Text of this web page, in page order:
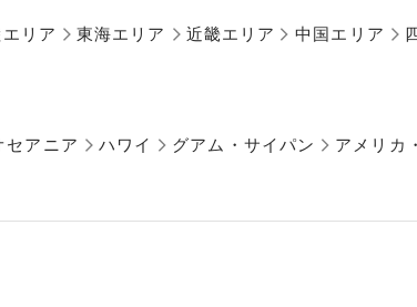
リア 東海エリア 近畿エリア 中国エリア
セアニア ハワイ グアム・サイパン アメリカ